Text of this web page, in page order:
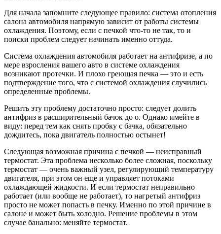
Для начала запомните следующее правило: система отопления
салона автомобиля напрямую зависит от работы системы
охлаждения. Поэтому, если с печкой что-то не так, то и
поиски проблем следует начинать именно оттуда.
Система охлаждения автомобиля работает на антифризе, а по
мере взросления вашего авто в системе охлаждения
возникают протечки. И плохо греющая печка — это и есть
подтверждение того, что с системой охлаждения случились
определенные проблемы.
Решить эту проблему достаточно просто: следует долить
антифриз в расширительный бачок до о. Однако имейте в
виду: перед тем как снять пробку с бачка, обязательно
дождитесь, пока двигатель полностью остынет!
Следующая возможная причина с печкой — неисправный
термостат. Эта проблема несколько более сложная, поскольку
термостат — очень важный узел, регулирующий температуру
двигателя, при этом он еще и управляет потоками
охлаждающей жидкости. И если термостат неправильно
работает (или вообще не работает), то нагретый антифриз
просто не может попасть в печку. Именно по этой причине в
салоне и может быть холодно. Решение проблемы в этом
случае банально: меняйте термостат.